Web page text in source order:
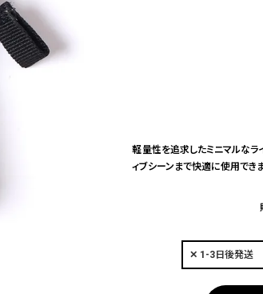
軽量性を追求したミニマルなラ
ィブシーンまで快適に使用できま